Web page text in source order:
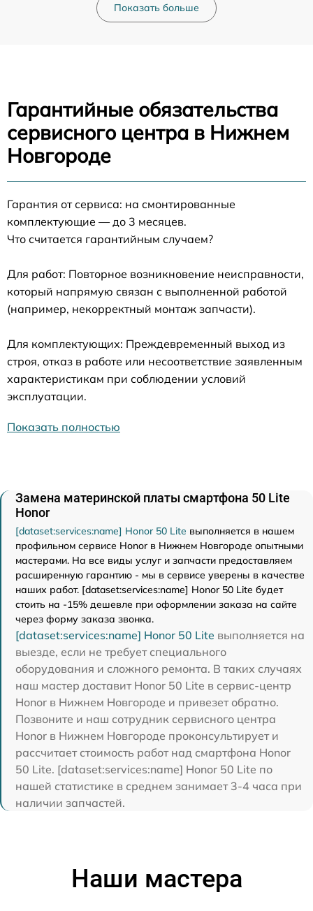
Показать больше
Гарантийные обязательства
сервисного центра в Нижнем
Новгороде
Гарантия от сервиса: на смонтированные
комплектующие — до 3 месяцев.
Что считается гарантийным случаем?
Для работ: Повторное возникновение неисправности,
который напрямую связан с выполненной работой
(например, некорректный монтаж запчасти).
Для комплектующих: Преждевременный выход из
строя, отказ в работе или несоответствие заявленным
характеристикам при соблюдении условий
эксплуатации.
Показать полностью
Замена материнской платы смартфона 50 Lite
Honor
[dataset:services:name] Honor 50 Lite выполняется в нашем
профильном сервисе Honor в Нижнем Новгороде опытными
мастерами. На все виды услуг и запчасти предоставляем
расширенную гарантию - мы в сервисе уверены в качестве
наших работ. [dataset:services:name] Honor 50 Lite будет
стоить на -15% дешевле при оформлении заказа на сайте
через форму заказа звонка.
[dataset:services:name] Honor 50 Lite выполняется на
выезде, если не требует специального
оборудования и сложного ремонта. В таких случаях
наш мастер доставит Honor 50 Lite в сервис-центр
Honor в Нижнем Новгороде и привезет обратно.
Позвоните и наш сотрудник сервисного центра
Honor в Нижнем Новгороде проконсультирует и
рассчитает стоимость работ над смартфона Honor
50 Lite. [dataset:services:name] Honor 50 Lite по
нашей статистике в среднем занимает 3-4 часа при
наличии запчастей.
Наши мастера